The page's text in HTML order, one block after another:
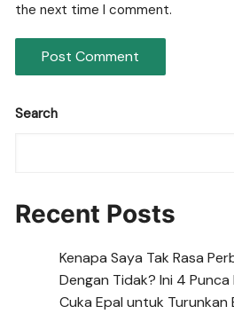
the next time I comment.
Search
Recent Posts
Kenapa Saya Tak Rasa
Dengan Tidak? Ini 4 Punca
Cuka Epal untuk Turunkan